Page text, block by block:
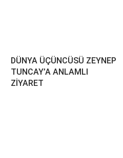
DÜNYA ÜÇÜNCÜSÜ ZEYNEP
TUNCAY’A ANLAMLI
ZİYARET